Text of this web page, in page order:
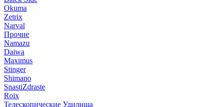
Okuma
Zetrix
Narval
Прочие
Namazu
Daiwa
Maximus
Stinger
Shimano
SnastiZdraste
Roix
Телескопические Удилища